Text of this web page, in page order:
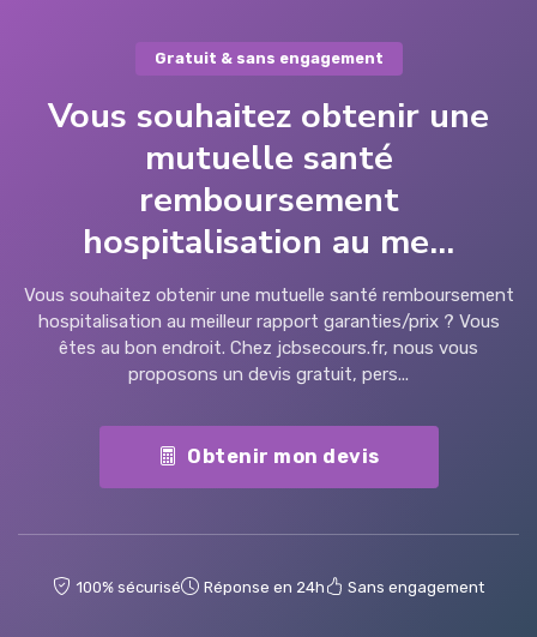
Gratuit & sans engagement
Vous souhaitez obtenir une
mutuelle santé
remboursement
hospitalisation au me...
Vous souhaitez obtenir une mutuelle santé remboursement
hospitalisation au meilleur rapport garanties/prix ? Vous
êtes au bon endroit. Chez jcbsecours.fr, nous vous
proposons un devis gratuit, pers...
Obtenir mon devis
100% sécurisé Réponse en 24h Sans engagement